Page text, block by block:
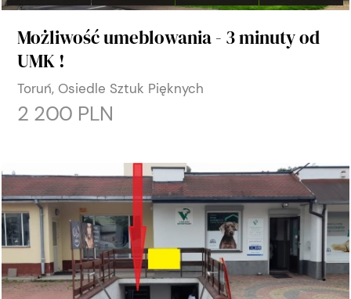
Możliwość umeblowania - 3 minuty od
UMK !
Toruń, Osiedle Sztuk Pięknych
2 200 PLN